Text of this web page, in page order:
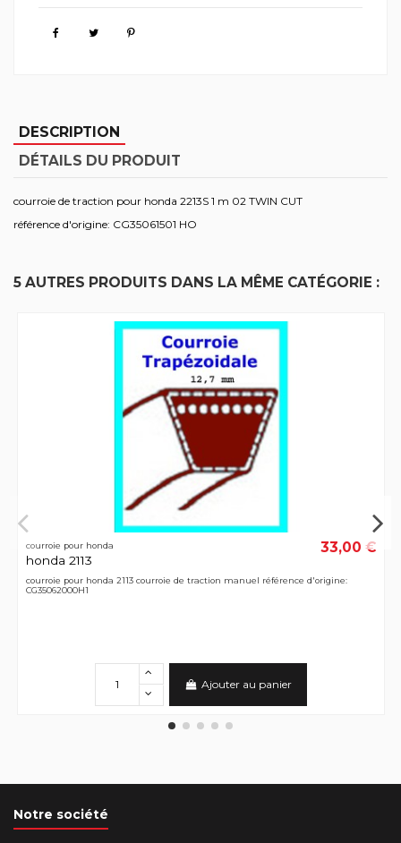
DESCRIPTION
DÉTAILS DU PRODUIT
courroie de traction pour honda 2213S 1 m 02 TWIN CUT
référence d'origine: CG35061501 HO
5 AUTRES PRODUITS DANS LA MÊME CATÉGORIE :
courroie pour honda
honda 2113
33,00 €
courroie pour honda 2113 courroie de traction manuel référence d'origine:
CG35062000H1
Ajouter au panier
Notre société